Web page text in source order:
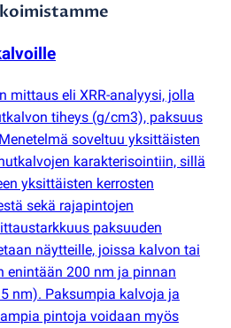
mittaus eli XRR-analyysi, jolla
tiheys (g/cm3), paksuus
soveltuu yksittäisten
karakterisointiin, sillä
yksittäisten kerrosten
sekä rajapintojen
paksuuden
näytteille, joissa kalvon tai
enintään 200 nm ja pinnan
nm). Paksumpia kalvoja ja
pintoja voidaan myös